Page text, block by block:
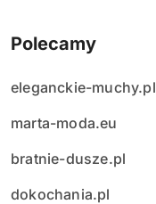
Polecamy
eleganckie-muchy.pl
marta-moda.eu
bratnie-dusze.pl
dokochania.pl